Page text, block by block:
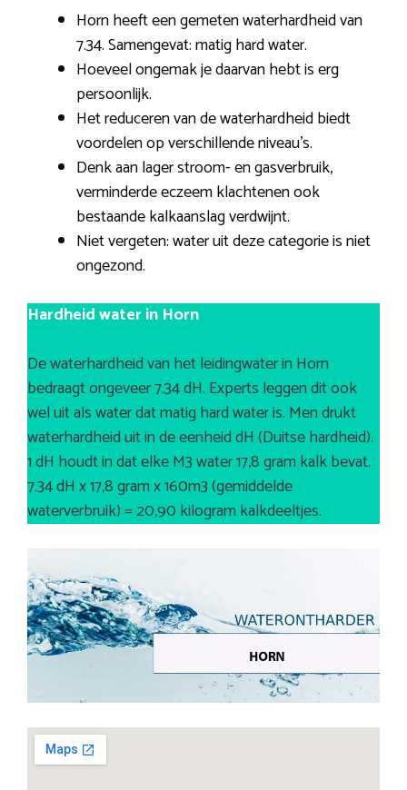
Horn heeft een gemeten waterhardheid van
7.34. Samengevat: matig hard water.
Hoeveel ongemak je daarvan hebt is erg
persoonlijk.
Het reduceren van de waterhardheid biedt
voordelen op verschillende niveau’s.
Denk aan lager stroom- en gasverbruik,
verminderde eczeem klachtenen ook
bestaande kalkaanslag verdwijnt.
Niet vergeten: water uit deze categorie is niet
ongezond.
Hardheid water in Horn
De waterhardheid van het leidingwater in Horn
bedraagt ongeveer 7.34 dH. Experts leggen dit ook
wel uit als water dat matig hard water is. Men drukt
waterhardheid uit in de eenheid dH (Duitse hardheid).
1 dH houdt in dat elke M3 water 17,8 gram kalk bevat.
7.34 dH x 17,8 gram x 160m3 (gemiddelde
waterverbruik) = 20,90 kilogram kalkdeeltjes.